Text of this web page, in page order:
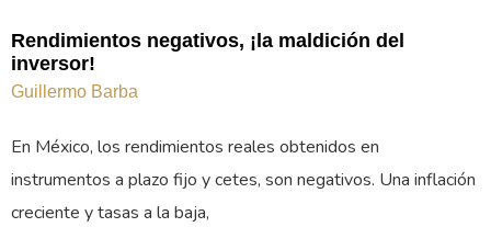
Rendimientos negativos, ¡la maldición del
inversor!
Guillermo Barba
En México, los rendimientos reales obtenidos en
instrumentos a plazo fijo y cetes, son negativos. Una inflación
creciente y tasas a la baja,